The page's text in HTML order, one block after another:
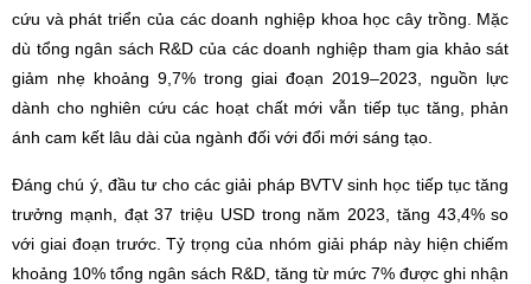
cứu và phát triển của các doanh nghiệp khoa học cây trồng. Mặc
dù tổng ngân sách R&D của các doanh nghiệp tham gia khảo sát
giảm nhẹ khoảng 9,7% trong giai đoạn 2019–2023, nguồn lực
dành cho nghiên cứu các hoạt chất mới vẫn tiếp tục tăng, phản
ánh cam kết lâu dài của ngành đối với đổi mới sáng tạo.
Đáng chú ý, đầu tư cho các giải pháp BVTV sinh học tiếp tục tăng
trưởng mạnh, đạt 37 triệu USD trong năm 2023, tăng 43,4% so
với giai đoạn trước. Tỷ trọng của nhóm giải pháp này hiện chiếm
khoảng 10% tổng ngân sách R&D, tăng từ mức 7% được ghi nhận